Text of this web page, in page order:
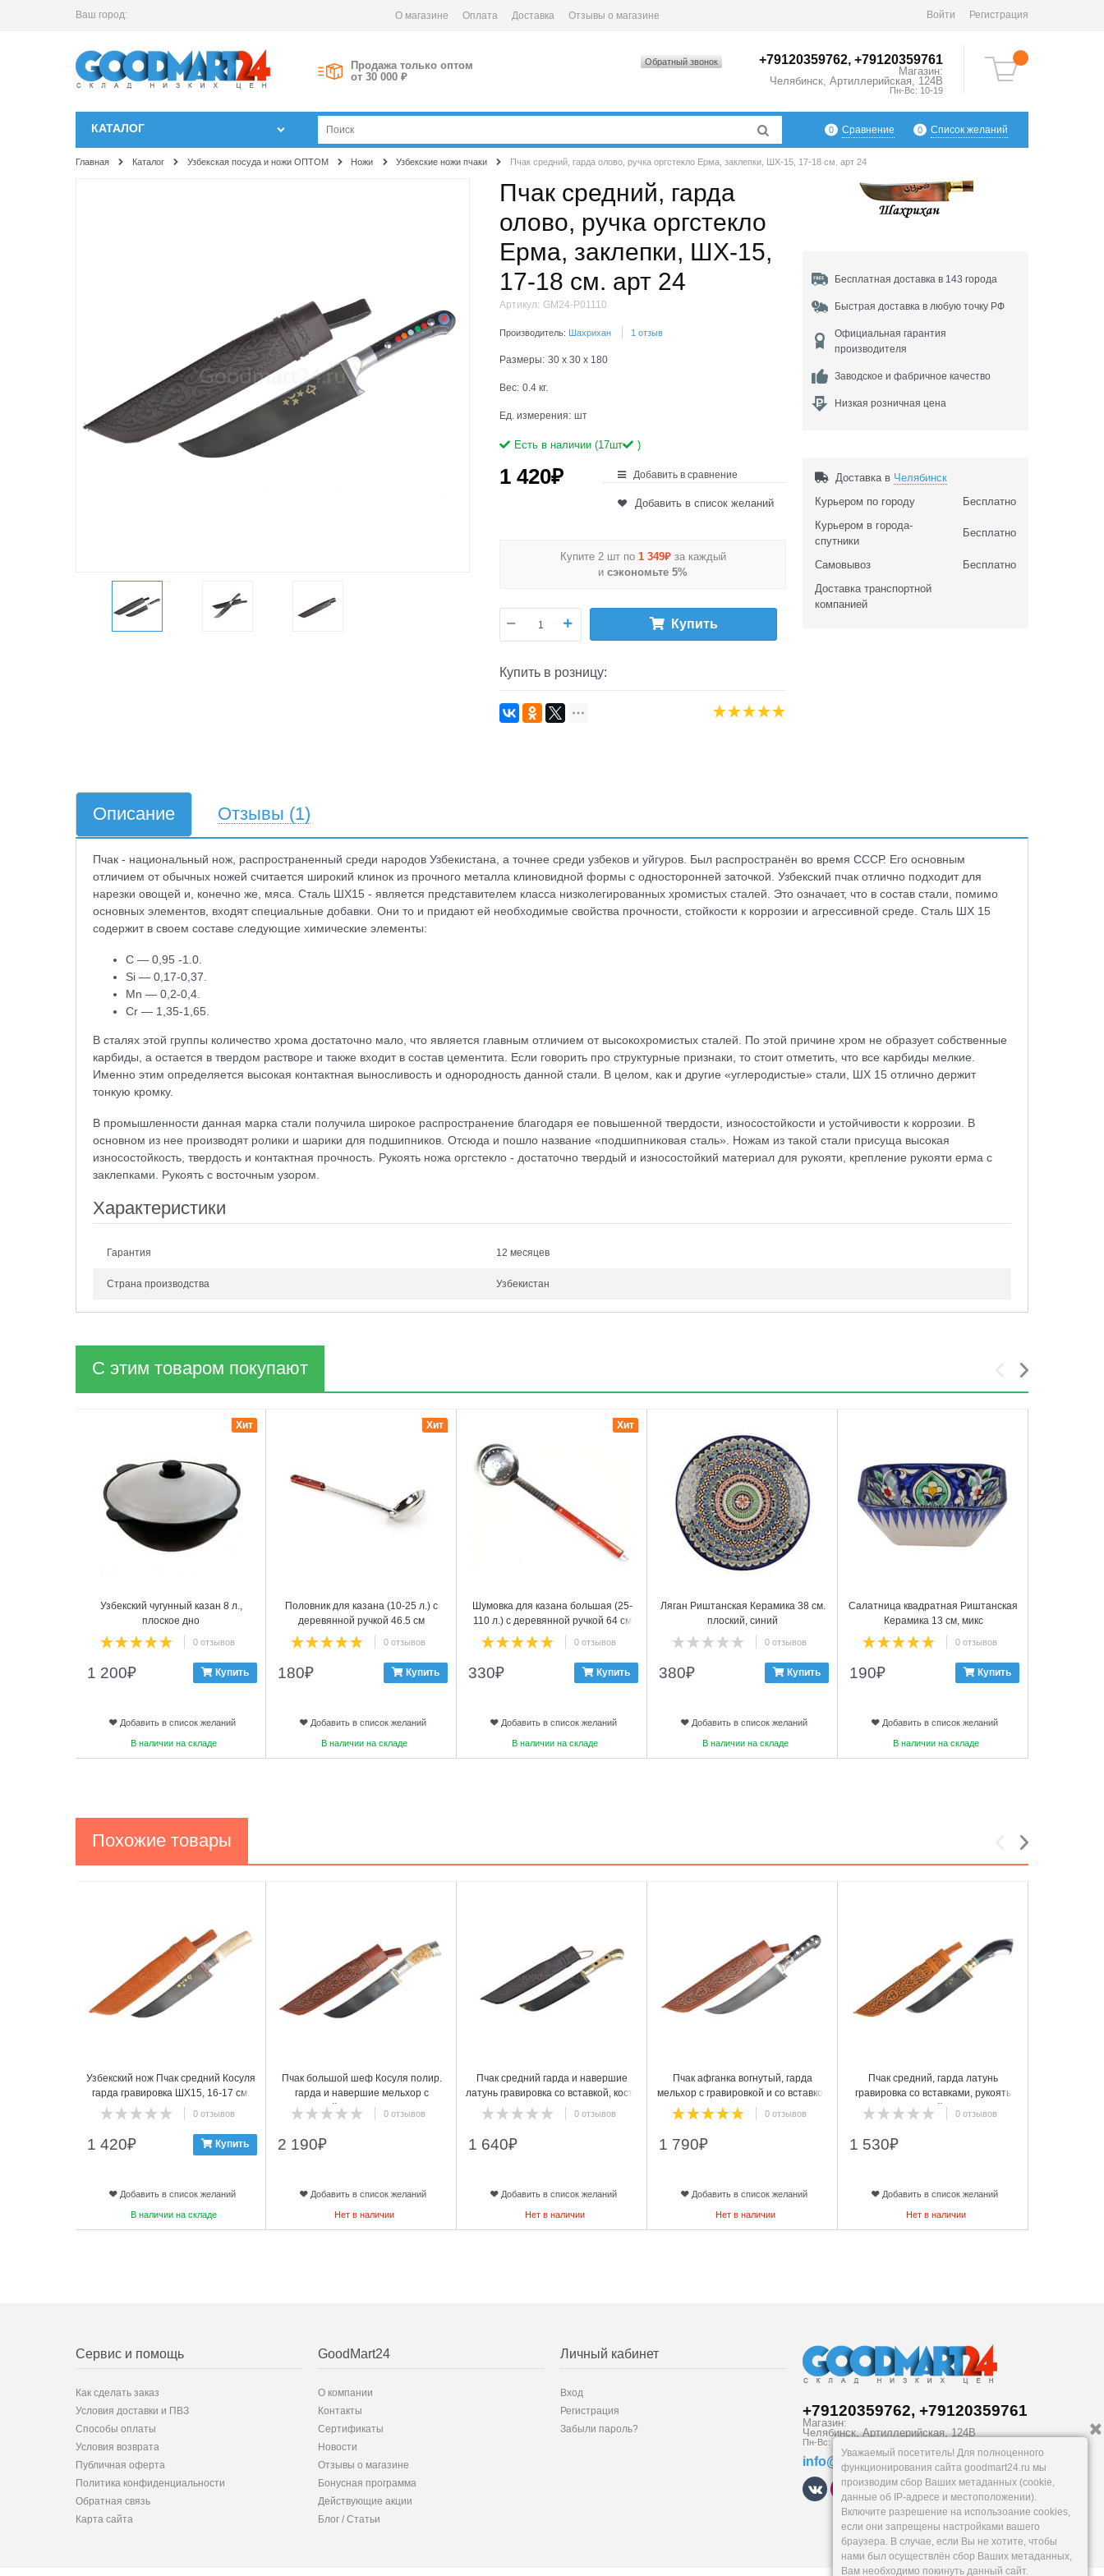
Ваш город: О магазине Оплата Доставка Отзывы о магазине Войти Регистрация
Продажа только оптом
от 30 000 ₽
+79120359762, +79120359761
Магазин:
Челябинск Артиллерийская, 124В
Пн-Вс: 10-19
Обратный звонок
КАТАЛОГ 0 Сравнение 0 Список желаний
Главная Каталог Узбекская посуда и ножи ОПТОМ Ножи Узбекские ножи пчаки Пчак средний, гарда олово, ручка оргстекло Ерма, заклепки, ШХ-15, 17-18 см. арт 24
Пчак средний, гарда
олово, ручка оргстекло
Ерма, заклепки, ШХ-15,
17-18 см. арт 24
Артикул: GM24-P01110
Производитель: Шахрихан 1 отзыв
Размеры: 30 x 30 x 180
Вес: 0.4 кг.
Ед. измерения: шт
Есть в наличии (17шт )
1 420₽ Добавить в сравнение
Добавить в список желаний
Купите 2 шт по1 349₽ за каждый
и сэкономьте 5%
Купить
Купить в розницу:
Бесплатная доставка в 143 города
Быстрая доставка в любую точку РФ
Официальная гарантия
производителя
Заводское и фабричное качество
Низкая розничная цена
Доставка в Челябинск
Курьером по городу
Бесплатно
Курьером в города-
спутники
Бесплатно
Самовывоз
Бесплатно
Доставка транспортной
компанией
Описание Отзывы (1)
Пчак - национальный нож, распространенный среди народов Узбекистана, а точнее среди узбеков и уйгуров. Был распространён во время СССР. Его основным
отличием от обычных ножей считается широкий клинок из прочного металла клиновидной формы с односторонней заточкой. Узбекский пчак отлично подходит для
нарезки овощей и, конечно же, мяса. Сталь ШХ15 - является представителем класса низколегированных хромистых сталей. Это означает, что в состав стали, помимо
основных элементов, входят специальные добавки. Они то и придают ей необходимые свойства прочности, стойкости к коррозии и агрессивной среде. Сталь ШХ 15
содержит в своем составе следующие химические элементы:
С — 0,95 -1.0.
Si — 0,17-0,37.
Mn — 0,2-0,4.
Cr — 1,35-1,65.
В сталях этой группы количество хрома достаточно мало, что является главным отличием от высокохромистых сталей. По этой причине хром не образует собственные
карбиды, а остается в твердом растворе и также входит в состав цементита. Если говорить про структурные признаки, то стоит отметить, что все карбиды мелкие.
Именно этим определяется высокая контактная выносливость и однородность данной стали. В целом, как и другие «углеродистые» стали, ШХ 15 отлично держит
тонкую кромку.
В промышленности данная марка стали получила широкое распространение благодаря ее повышенной твердости, износостойкости и устойчивости к коррозии. В
основном из нее производят ролики и шарики для подшипников. Отсюда и пошло название «подшипниковая сталь». Ножам из такой стали присуща высокая
износостойкость, твердость и контактная прочность. Рукоять ножа оргстекло - достаточно твердый и износостойкий материал для рукояти, крепление рукояти ерма с
заклепками. Рукоять с восточным узором.
Характеристики
Гарантия 12 месяцев
Страна производства Узбекистан
С этим товаром покупают
Узбекский чугунный казан 8 л.,
плоское дно
0 отзывов
Хит
1 200₽ Купить
Добавить в список желаний
В наличии на складе
Половник для казана (10-25 л.) с
деревянной ручкой 46.5 см
0 отзывов
Хит
180₽ Купить
Добавить в список желаний
В наличии на складе
Шумовка для казана большая (25-
110 л.) с деревянной ручкой 64 см
усиленная
0 отзывов
Хит
330₽ Купить
Добавить в список желаний
В наличии на складе
Ляган Риштанская Керамика 38 см.
плоский, синий
0 отзывов
380₽ Купить
Добавить в список желаний
В наличии на складе
Салатница квадратная Риштанская
Керамика 13 см, микс
0 отзывов
190₽ Купить
Добавить в список желаний
В наличии на складе
Похожие товары
Узбекский нож Пчак средний Косуля
гарда гравировка ШХ15, 16-17 см.
арт.2
0 отзывов
1 420₽ Купить
Добавить в список желаний
В наличии на складе
Пчак большой шеф Косуля полир.
гарда и навершие мельхор с
гравировкой, ШХ15, 20-21 см. арт.9
0 отзывов
2 190₽
Добавить в список желаний
Нет в наличии
Пчак средний гарда и навершие
латунь гравировка со вставкой, кость
Ерма, ШХ-15, 15-17 см. арт.10
0 отзывов
1 640₽
Добавить в список желаний
Нет в наличии
Пчак афганка вогнутый, гарда
мельхор с гравировкой и со вставкой
Ерма, рог архара, ШХ-15, 19-20 см.
арт.11
0 отзывов
1 790₽
Добавить в список желаний
Нет в наличии
Пчак средний, гарда латунь
гравировка со вставками, рукоять
рог полированный. ШХ-15, 16 см.
арт.12
0 отзывов
1 530₽
Добавить в список желаний
Нет в наличии
Сервис и помощь
Как сделать заказ
Условия доставки и ПВЗ
Способы оплаты
Условия возврата
Публичная оферта
Политика конфиденциальности
Обратная связь
Карта сайта
GoodMart24
О компании
Контакты
Сертификаты
Новости
Отзывы о магазине
Бонусная программа
Действующие акции
Блог / Статьи
Личный кабинет
Вход
Регистрация
Забыли пароль?
+79120359762, +79120359761
Магазин:
Челябинск,Артиллерийская, 124В
Пн-Вс: 10-19
info@goodmart24.ru
Уважаемый посетитель! Для полноценного
функционирования сайта goodmart24.ru мы
производим сбор Ваших метаданных (cookie,
данные об IP-адресе и местоположении).
Включите разрешение на использоание cookies,
если они запрещены настройками вашего
браузера. В случае, если Вы не хотите, чтобы
нами был осуществлён сбор Ваших метаданных,
Вам необходимо покинуть данный сайт.